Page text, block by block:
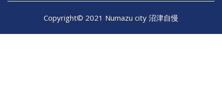
Copyright© 2021 Numazu city 沼津自慢